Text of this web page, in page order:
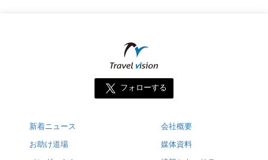
フォローする
新着ニュース
お助け道場
会社概要
媒体資料